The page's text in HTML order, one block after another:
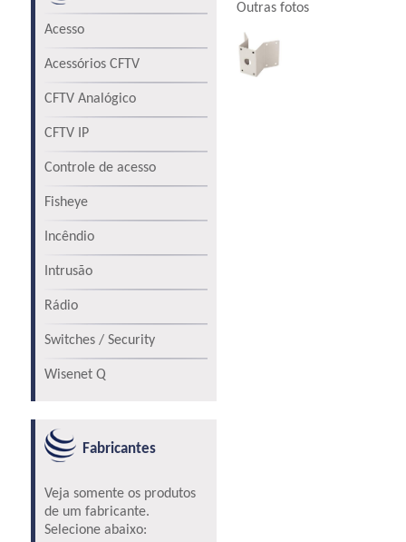
Acesso
Acessórios CFTV
CFTV Analógico
CFTV IP
Controle de acesso
Fisheye
Incêndio
Intrusão
Rádio
Switches / Security
Wisenet Q
Fabricantes
Veja somente os produtos
de um fabricante.
Selecione abaixo:
Outras fotos